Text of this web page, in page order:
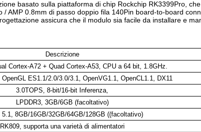
basato sulla piattaforma di chip Rockchip RK3399Pro,
AMP 0.8mm di passo doppio fila 140Pin board-to-board
assicura che il modulo sia facile da installare e
Descrizione
Cortex-A72 + Quad Cortex-A53, CPU a 64 bit, 1.8GHz.
OpenGL ES1.1/2.0/3.0/3.1, OpenVG1.1, OpenCL1.1, DX11
3.0TOPS, 8-bit/16-bit Inferenza,
LPDDR3, 3GB/6GB (facoltativo)
5.1, 8GB/16GB/32GB/64GB/128GB ((facoltativo)
RK809, supporta una varietà di alimentatori